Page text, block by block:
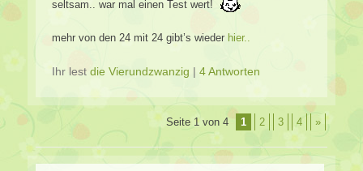
seltsam.. war mal einen Test wert!
mehr von den 24 mit 24 gibt’s wieder hier..
Ihr lest die Vierundzwanzig | 4 Antworten
Seite 1 von 4 1 2 3 4 »